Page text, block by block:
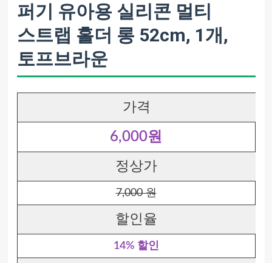
퍼기 유아용 실리콘 멀티
스트랩 홀더 롱 52cm, 1개,
토프브라운
가격
6,000원
정상가
7,000 원
할인율
14% 할인